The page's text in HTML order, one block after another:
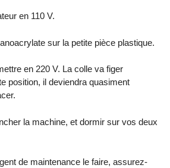
en 110 V.
sur la petite pièce plastique.
en 220 V. La colle va figer
position, il deviendra quasiment
la machine, et dormir sur vos deux
de maintenance le faire, assurez-